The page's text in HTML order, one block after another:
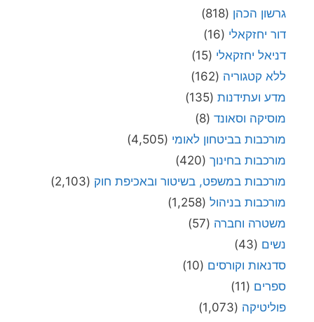
גרשון הכהן (818)
דור יחזקאלי (16)
דניאל יחזקאלי (15)
ללא קטגוריה (162)
מדע ועתידנות (135)
מוסיקה וסאונד (8)
מורכבות בביטחון לאומי (4,505)
מורכבות בחינוך (420)
מורכבות במשפט, בשיטור ובאכיפת חוק (2,103)
מורכבות בניהול (1,258)
משטרה וחברה (57)
נשים (43)
סדנאות וקורסים (10)
ספרים (11)
פוליטיקה (1,073)